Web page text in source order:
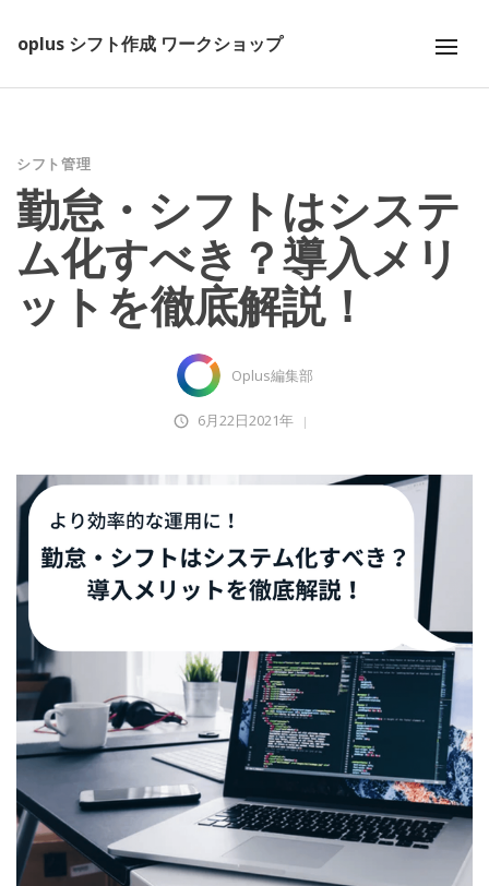
oplus シフト作成 ワークショップ
シフト管理
勤怠・シフトはシステ
ム化すべき？導入メリ
ットを徹底解説！
Oplus編集部
6月22日2021年